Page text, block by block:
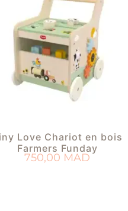
Love Chariot en bois
Farmers Funday
750,00 MAD